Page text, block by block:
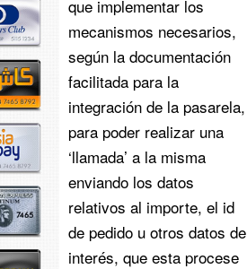
que implementar los
mecanismos necesarios,
según la documentación
facilitada para la
integración de la pasarela,
para poder realizar una
‘llamada’ a la misma
enviando los datos
relativos al importe, el id
de pedido u otros datos de
interés, que esta procese